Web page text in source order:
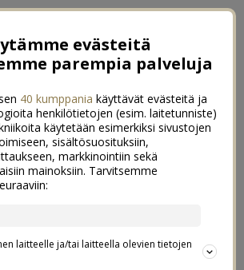
evästeitä
parempia palveluja
40 kumppania käyttävät evästeitä ja
henkilötietojen (esim. laitetunniste)
käytetään esimerkiksi sivustojen
sisältösuosituksiin,
markkinointiin sekä
mainoksiin. Tarvitsemme
laitteelle ja/tai laitteella olevien tietojen